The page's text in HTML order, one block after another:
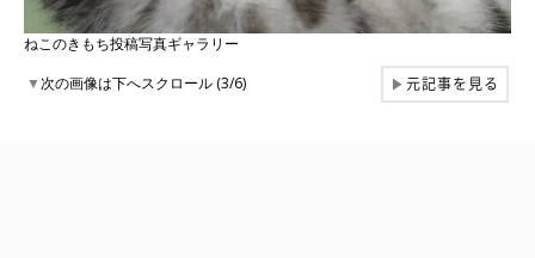
ねこのきもち投稿写真ギャラリー
▼次の画像は下へスクロール (3/6) ▶元記事を見る